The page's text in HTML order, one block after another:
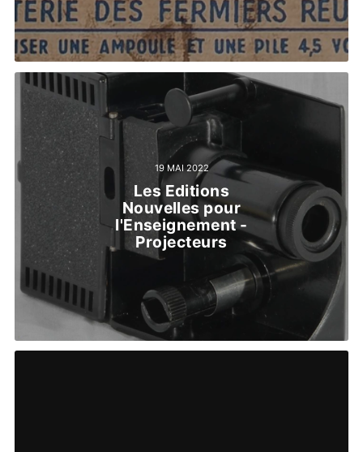
19 MAI 2022
Les Editions
Nouvelles pour
l'Enseignement -
Projecteurs